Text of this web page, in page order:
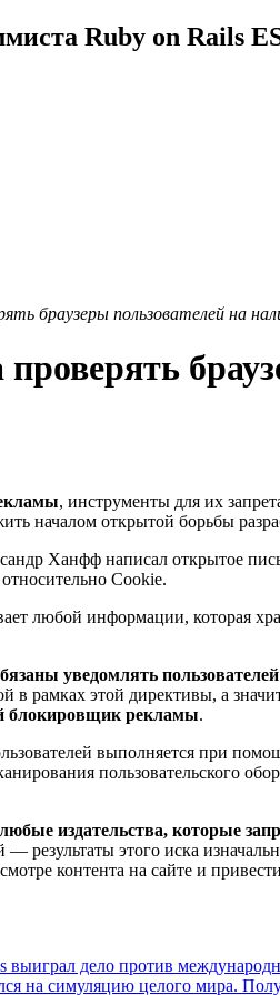
Ruby on Rails
браузеры пользователей на
, инструменты для их
началом открытой борьбы
Ханфф написал открытое
Cookie.
любой информации, которая
уведомлять
рамках этой директивы, а
блокировщик рекламы.
выполняется при
пользовательского
любые издательства, которые
результаты этого иска
контента на сайте и
дело против
на симуляцию целого мира.